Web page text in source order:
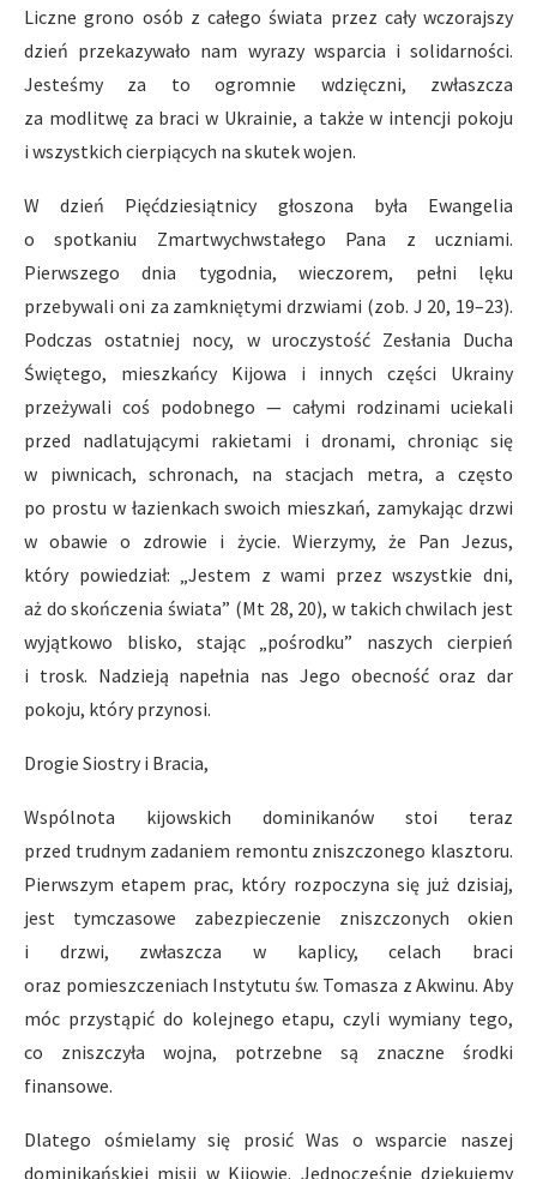
Liczne grono osób z całego świata przez cały wczorajszy
dzień przekazywało nam wyrazy wsparcia i solidarności.
Jesteśmy za to ogromnie wdzięczni, zwłaszcza
za modlitwę za braci w Ukrainie, a także w intencji pokoju
i wszystkich cierpiących na skutek wojen.
W dzień Pięćdziesiątnicy głoszona była Ewangelia
o spotkaniu Zmartwychwstałego Pana z uczniami.
Pierwszego dnia tygodnia, wieczorem, pełni lęku
przebywali oni za zamkniętymi drzwiami (zob. J 20, 19–23).
Podczas ostatniej nocy, w uroczystość Zesłania Ducha
Świętego, mieszkańcy Kijowa i innych części Ukrainy
przeżywali coś podobnego — całymi rodzinami uciekali
przed nadlatującymi rakietami i dronami, chroniąc się
w piwnicach, schronach, na stacjach metra, a często
po prostu w łazienkach swoich mieszkań, zamykając drzwi
w obawie o zdrowie i życie. Wierzymy, że Pan Jezus,
który powiedział: „Jestem z wami przez wszystkie dni,
aż do skończenia świata” (Mt 28, 20), w takich chwilach jest
wyjątkowo blisko, stając „pośrodku” naszych cierpień
i trosk. Nadzieją napełnia nas Jego obecność oraz dar
pokoju, który przynosi.
Drogie Siostry i Bracia,
Wspólnota kijowskich dominikanów stoi teraz
przed trudnym zadaniem remontu zniszczonego klasztoru.
Pierwszym etapem prac, który rozpoczyna się już dzisiaj,
jest tymczasowe zabezpieczenie zniszczonych okien
i drzwi, zwłaszcza w kaplicy, celach braci
oraz pomieszczeniach Instytutu św. Tomasza z Akwinu. Aby
móc przystąpić do kolejnego etapu, czyli wymiany tego,
co zniszczyła wojna, potrzebne są znaczne środki
finansowe.
Dlatego ośmielamy się prosić Was o wsparcie naszej
dominikańskiej misji w Kijowie. Jednocześnie dziękujemy